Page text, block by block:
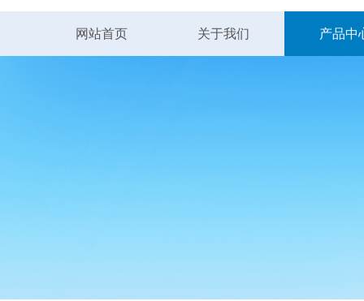
网站首页 关于我们 产品中